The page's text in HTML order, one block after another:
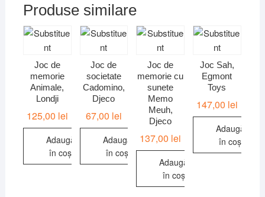
Produse similare
Joc de
memorie
Animale,
Londji
125,00 lei
Adaugă
în coș
Joc de
societate
Cadomino,
Djeco
67,00 lei
Adaugă
în coș
Joc de
memorie cu
sunete
Memo
Meuh,
Djeco
137,00 lei
Adaugă
în coș
Joc Sah,
Egmont
Toys
147,00 lei
Adaugă
în coș